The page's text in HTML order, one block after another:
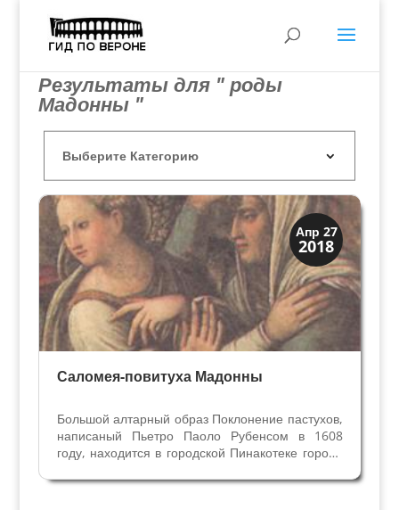
Результаты для " роды
Мадонны "
Апр 27
2018
Иконография
Христос и Мадонна
Саломея-повитуха Мадонны
Большой алтарный образ Поклонение пастухов,
написаный Пьетро Паоло Рубенсом в 1608
году, находится в городской Пинакотеке города
Милане во Дворце Марино, и оно вызвало